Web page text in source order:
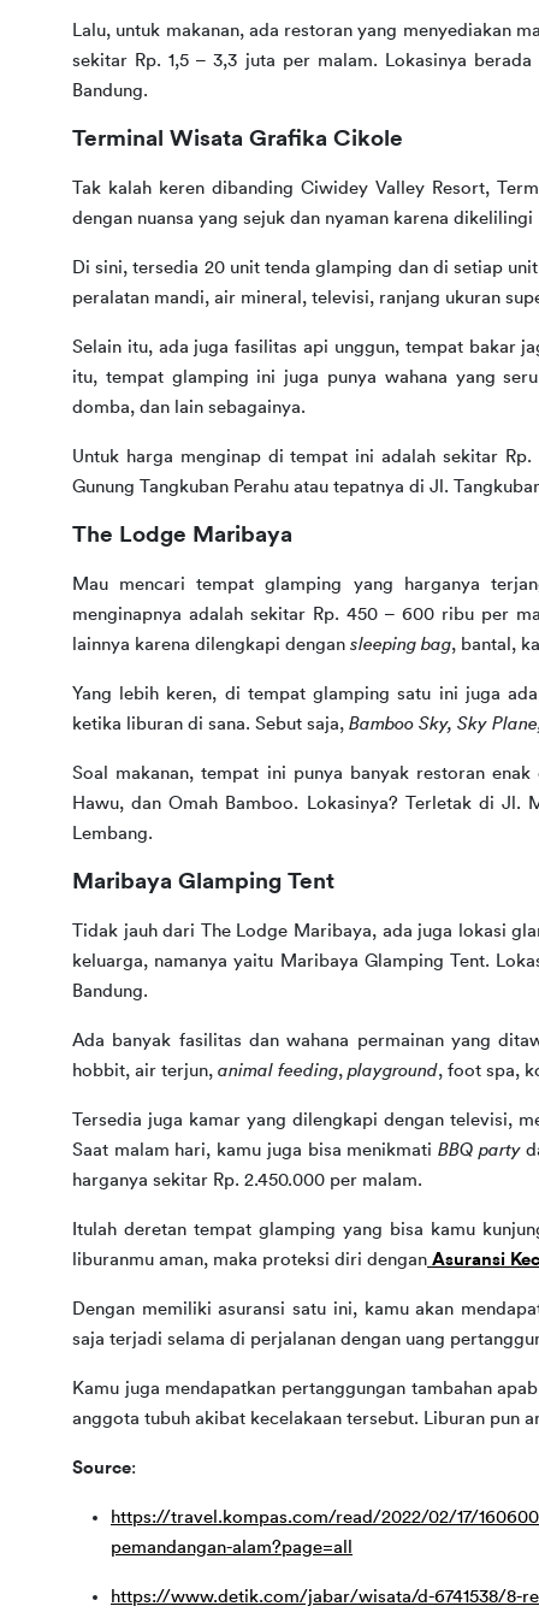
Lalu, untuk makanan, ada restoran yang menyediakan
sekitar Rp. 1,5 – 3,3 juta per malam. Lokasinya
Bandung.
Terminal Wisata Grafika Cikole
Tak kalah keren dibanding Ciwidey Valley Resort,
dengan nuansa yang sejuk dan nyaman karena
Di sini, tersedia 20 unit tenda glamping dan di setiap
peralatan mandi, air mineral, televisi, ranjang ukuran
Selain itu, ada juga fasilitas api unggun, tempat bakar
itu, tempat glamping ini juga punya wahana yang
domba, dan lain sebagainya.
Untuk harga menginap di tempat ini adalah sekitar
Gunung Tangkuban Perahu atau tepatnya di Jl.
The Lodge Maribaya
Mau mencari tempat glamping yang harganya
menginapnya adalah sekitar Rp. 450 – 600 ribu per
lainnya karena dilengkapi dengan sleeping bag, bantal,
Yang lebih keren, di tempat glamping satu ini juga
ketika liburan di sana. Sebut saja, Bamboo Sky, Sky
Soal makanan, tempat ini punya banyak restoran
Hawu, dan Omah Bamboo. Lokasinya? Terletak di Jl.
Lembang.
Maribaya Glamping Tent
Tidak jauh dari The Lodge Maribaya, ada juga lokasi
keluarga, namanya yaitu Maribaya Glamping Tent.
Bandung.
Ada banyak fasilitas dan wahana permainan yang
hobbit, air terjun, animal feeding, playground, foot spa,
Tersedia juga kamar yang dilengkapi dengan televisi,
Saat malam hari, kamu juga bisa menikmati BBQ party
harganya sekitar Rp. 2.450.000 per malam.
Itulah deretan tempat glamping yang bisa kamu
liburanmu aman, maka proteksi diri dengan Asuransi
Dengan memiliki asuransi satu ini, kamu akan
saja terjadi selama di perjalanan dengan uang
Kamu juga mendapatkan pertanggungan tambahan
anggota tubuh akibat kecelakaan tersebut. Liburan pun
Source:
https://travel.kompas.com/read/2022/02/17/
pemandangan-alam?page=all
https://www.detik.com/jabar/wisata/d-6741538/8-